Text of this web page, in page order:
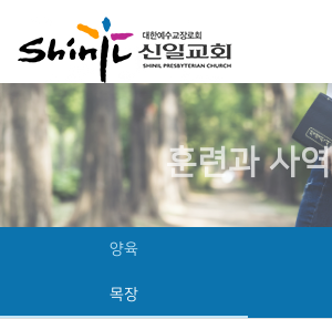
훈련과 사역
양육
목장